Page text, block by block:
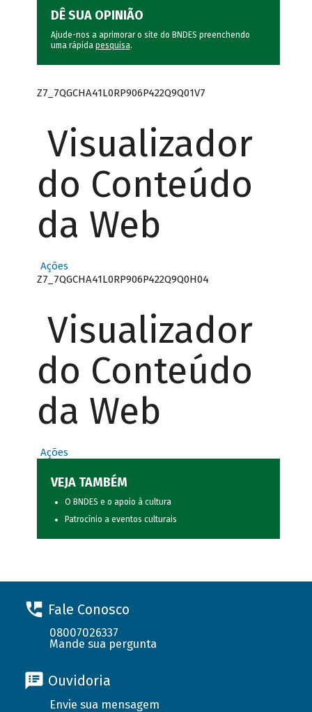
DÊ SUA OPINIÃO
Ajude-nos a aprimorar o site do BNDES preenchendo
uma rápida pesquisa.
Z7_7QGCHA41L0RP906P422Q9Q01V7
Visualizador
do Conteúdo
da Web
Ações
Z7_7QGCHA41L0RP906P422Q9Q0H04
Visualizador
do Conteúdo
da Web
Ações
VEJA TAMBÉM
O BNDES e o apoio à cultura
Patrocínio a eventos culturais
Fale Conosco
08007026337
Mande sua pergunta
Ouvidoria
Envie sua mensagem